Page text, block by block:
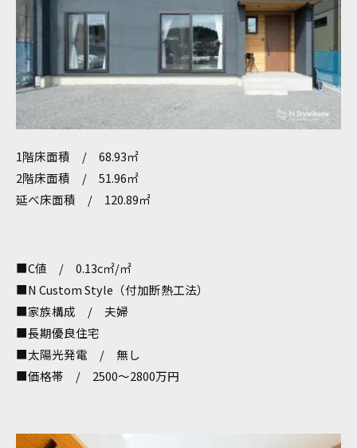
1階床面積 / 68.93㎡
2階床面積 / 51.96㎡
延べ床面積 / 120.89㎡
■C値 / 0.13c㎡/㎡
■N Custom Style（付加断熱工法）
■家族構成 / 夫婦
■長期優良住宅
■太陽光発電 / 無し
■価格帯 / 2500～2800万円